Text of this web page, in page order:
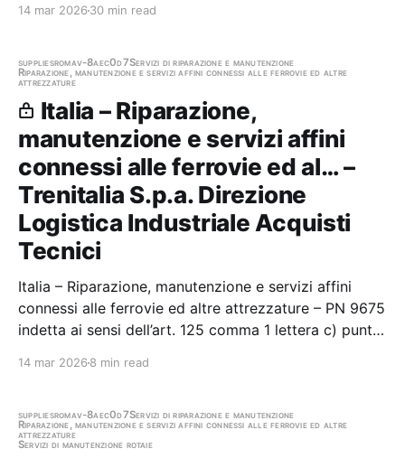
14 mar 2026 30 min read
suppliesromav-8aec0d7Servizi di riparazione e manutenzione
Riparazione, manutenzione e servizi affini connessi alle ferrovie ed altre
attrezzature
Italia – Riparazione,
manutenzione e servizi affini
connessi alle ferrovie ed al… –
Trenitalia S.p.a. Direzione
Logistica Industriale Acquisti
Tecnici
Italia – Riparazione, manutenzione e servizi affini
connessi alle ferrovie ed altre attrezzature – PN 9675
indetta ai sensi dell’art. 125 comma 1 lettera c) punto
14 mar 2026 8 min read
suppliesromav-8aec0d7Servizi di riparazione e manutenzione
Riparazione, manutenzione e servizi affini connessi alle ferrovie ed altre
attrezzature
Servizi di manutenzione rotaie